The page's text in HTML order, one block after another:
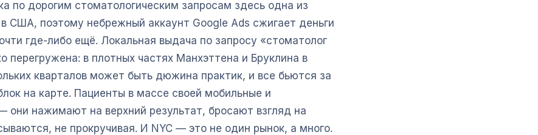
по дорогим стоматологическим запросам здесь одна из
США, поэтому небрежный аккаунт Google Ads сжигает деньги
где-либо ещё. Локальная выдача по запросу «стоматолог
перегружена: в плотных частях Манхэттена и Бруклина в
кварталов может быть дюжина практик, и все бьются за
на карте. Пациенты в массе своей мобильные и
они нажимают на верхний результат, бросают взгляд на
не прокручивая. И NYC — это не один рынок, а много.